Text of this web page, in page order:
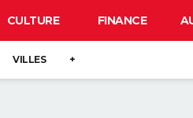
CULTURE FINANCE
VILLES +